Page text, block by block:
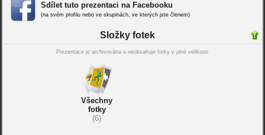
Sdílet tuto prezentaci na Facebooku
(na svém profilu nebo ve skupinách, ve kterých jste členem)
Složky fotek
Prezentace je archivována a neobsahuje fotky v plné velikosti
Všechny
fotky
(6)